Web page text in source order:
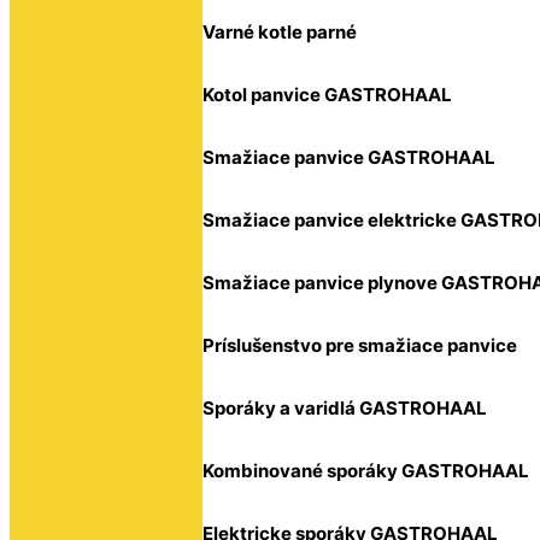
Varné kotle parné
Kotol panvice GASTROHAAL
Smažiace panvice GASTROHAAL
Smažiace panvice elektricke
Smažiace panvice plynove
Príslušenstvo pre smažiace panvice
Sporáky a varidlá GASTROHAAL
Kombinované sporáky GASTROHAAL
Elektricke sporáky GASTROHAAL